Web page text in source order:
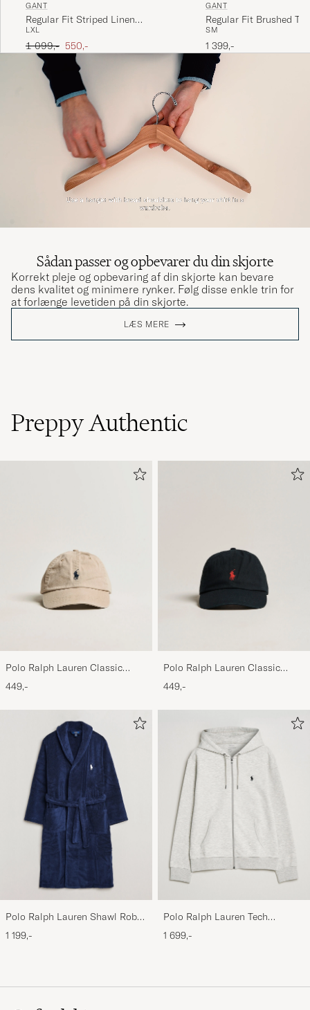
GANT
Regular Fit Striped Linen
Drawstring Shorts Evening Blue
LXL
Ordinary pris
1 099,- Nedsat pris
550,-
GANT
Regular Fit Brushed
Black Brown
SM
1 399,-
Sådan passer og opbevarer du din skjorte
Korrekt pleje og opbevaring af din skjorte kan bevare
dens kvalitet og minimere rynker. Følg disse enkle trin for
at forlænge levetiden på din skjorte.
LÆS MERE
Preppy Authentic
Polo Ralph Lauren Classic
Sports Cap Beige
449,-
Polo Ralph Lauren Classic
Sports Cap Black
449,-
Polo Ralph Lauren Shawl Robe
Navy
1 199,-
Polo Ralph Lauren Tech
Performance Full Zip Light
Sport Heather
1 699,-